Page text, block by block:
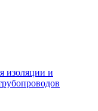
изоляции и